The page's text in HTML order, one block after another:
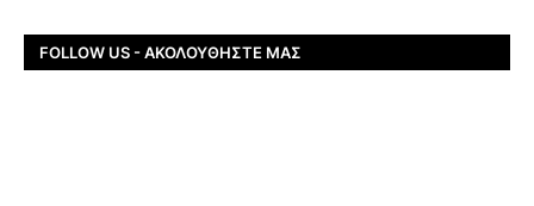
FOLLOW US - ΑΚΟΛΟΥΘΉΣΤΕ ΜΑΣ